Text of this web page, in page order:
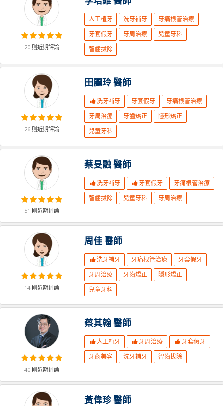
20則近期評論
人工植牙 洗牙補牙
牙痛根管治療
牙套假牙
牙周治療
兒童牙科
智齒拔除
26則近期評論
田麗玲 醫師
洗牙補牙 牙套假牙
牙痛根管治療
牙周治療
牙齒矯正
隱形矯正
兒童牙科
51 則近期評論
蔡旻融 醫師
洗牙補牙 牙套假牙
牙痛根管治療
智齒拔除
兒童牙科 牙周治療
14則近期評論
周佳 醫師
洗牙補牙 牙痛根管治療
牙套假牙
牙周治療
牙齒矯正
隱形矯正
兒童牙科
40則近期評論
蔡其翰 醫師
人工植牙 牙周治療
牙套假牙
牙齒美容
洗牙補牙 智齒拔除
黃偉珍 醫師